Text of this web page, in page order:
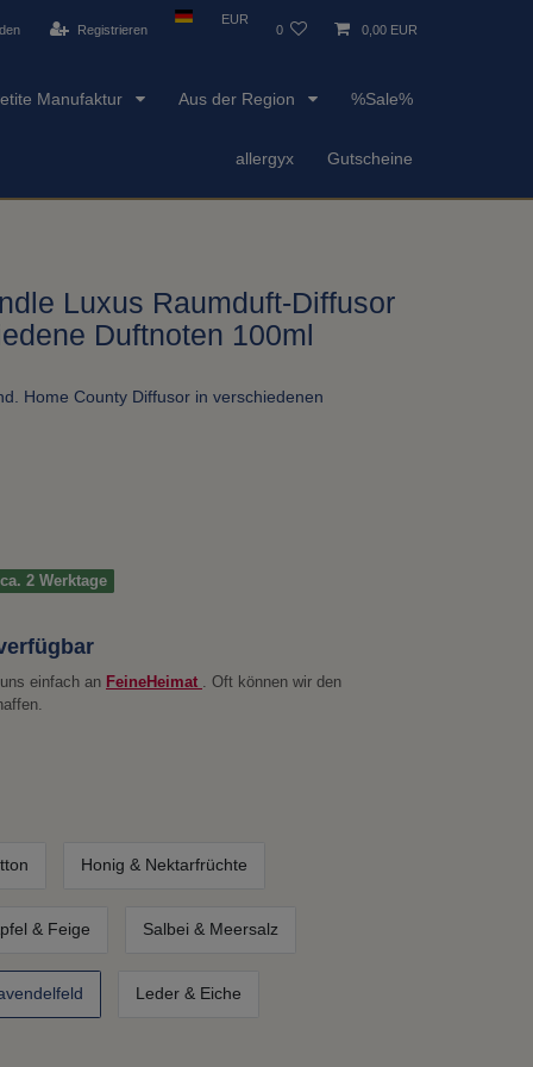
Registrieren
EUR
0 0,00 EUR
Manufaktur Aus der Region %Sale%
allergyx Gutscheine
Luxus Raumduft-Diffusor
Duftnoten 100ml
Home County Diffusor in verschiedenen
2 Werktage
einfach an FeineHeimat
. Oft können wir den
Honig & Nektarfrüchte
& Feige Salbei & Meersalz
Leder & Eiche